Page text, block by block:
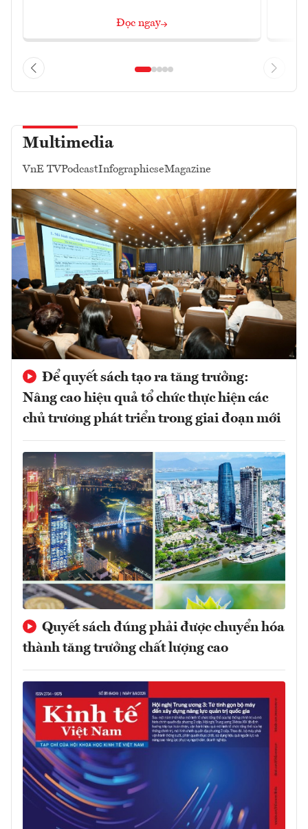
Đọc ngay
Multimedia
VnE TVPodcastInfographicseMagazine
Để quyết sách tạo ra tăng trưởng:
Nâng cao hiệu quả tổ chức thực hiện các
chủ trương phát triển trong giai đoạn mới
Quyết sách đúng phải được chuyển hóa
thành tăng trưởng chất lượng cao